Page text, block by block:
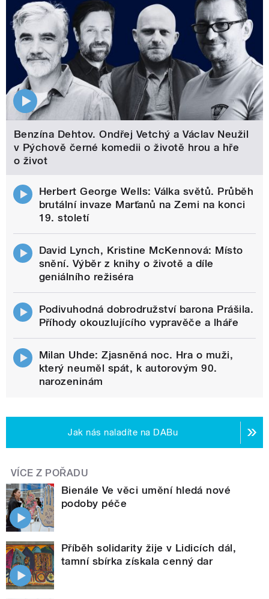
Benzína Dehtov. Ondřej Vetchý a Václav Neužil
v Pýchově černé komedii o životě hrou a hře
o život
Herbert George Wells: Válka světů. Průběh
brutální invaze Marťanů na Zemi na konci
19. století
David Lynch, Kristine McKennová: Místo
snění. Výběr z knihy o životě a díle
geniálního režiséra
Podivuhodná dobrodružství barona Prášila.
Příhody okouzlujícího vypravěče a lháře
Milan Uhde: Zjasněná noc. Hra o muži,
který neuměl spát, k autorovým 90.
narozeninám
Jak nás naladíte na DABu
VÍCE Z POŘADU
Bienále Ve věci umění hledá nové
podoby péče
Příběh solidarity žije v Lidicích dál,
tamní sbírka získala cenný dar